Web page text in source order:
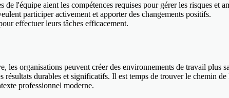
l'équipe aient les compétences requises pour gérer les risques et
participer activement et apporter des changements positifs.
effectuer leurs tâches efficacement.
les organisations peuvent créer des environnements de travail plus
durables et significatifs. Il est temps de trouver le chemin de
professionnel moderne.